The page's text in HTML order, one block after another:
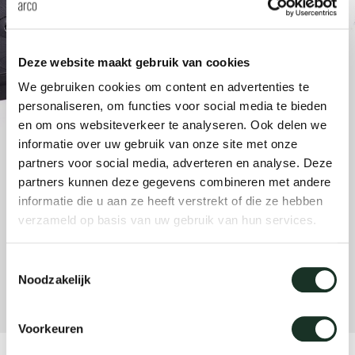
Deze website maakt gebruik van cookies
We gebruiken cookies om content en advertenties te
personaliseren, om functies voor social media te bieden
en om ons websiteverkeer te analyseren. Ook delen we
informatie over uw gebruik van onze site met onze
partners voor social media, adverteren en analyse. Deze
partners kunnen deze gegevens combineren met andere
informatie die u aan ze heeft verstrekt of die ze hebben
verzameld op basis van uw gebruik van hun services.
Noodzakelijk
Voorkeuren
tafel
ovale
vision
Collectie
raw
jorre
bij
Over Arco